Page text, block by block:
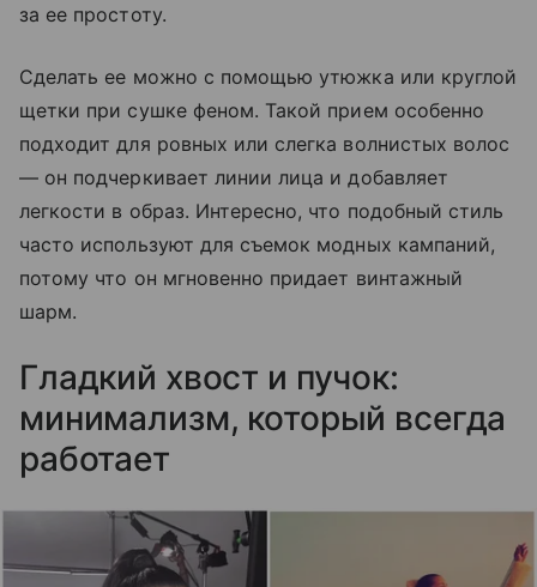
за ее простоту.
Сделать ее можно с помощью утюжка или круглой
щетки при сушке феном. Такой прием особенно
подходит для ровных или слегка волнистых волос
— он подчеркивает линии лица и добавляет
легкости в образ. Интересно, что подобный стиль
часто используют для съемок модных кампаний,
потому что он мгновенно придает винтажный
шарм.
Гладкий хвост и пучок:
минимализм, который всегда
работает